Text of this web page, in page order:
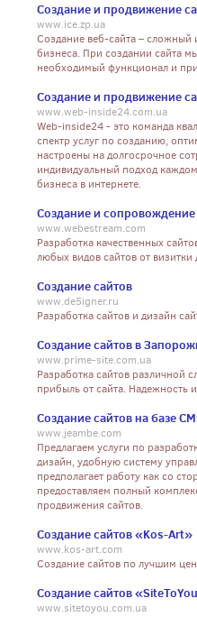
Создание и продвижение
www.ice.zp.ua
Создание веб-сайта – сложный
бизнеса. При создании сайта
необходимый функционал и
Создание и продвижение
www.web-inside24.com.ua
Web-inside24 - это команда
спектр услуг по созданию,
настроены на долгосрочное
индивидуальный подход
бизнеса в интернете.
Создание и
www.webestream.com
Разработка качественных
любых видов сайтов от
Создание сайтов
www.de5igner.ru
Разработка сайтов и дизайн
Создание сайтов в
www.prime-site.com.ua
Разработка сайтов
прибыль от сайта. Надежность
Создание сайтов на базе
www.jeambe.com
Предлагаем услуги по
дизайн, удобную систему
предполагает работу как со
предоставляем полный
продвижения сайтов.
Создание сайтов «Kos-Art»
www.kos-art.com
Создание сайтов по лучшим
Создание сайтов
www.sitetoyou.com.ua